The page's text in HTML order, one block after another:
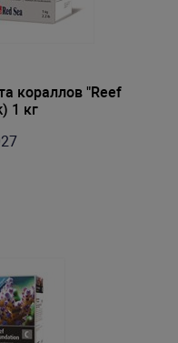
кораллов "Reef
1 кг